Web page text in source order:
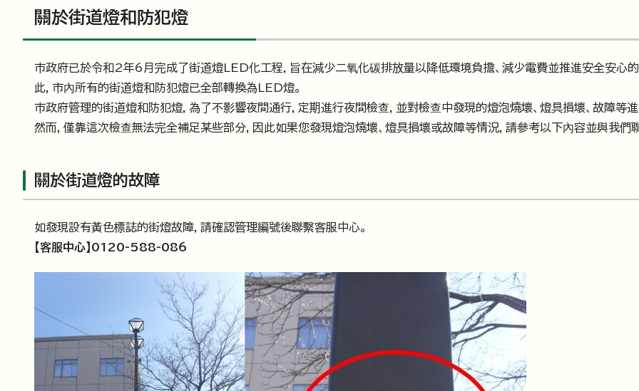
關於街道燈和防犯燈
市政府已於令和2年6月完成了街道燈LED化工程，旨在減少二氧化碳排放量以降低環境負擔、減少電費並推進安全安心的
此，市內所有的街道燈和防犯燈已全部轉換為LED燈。
市政府管理的街道燈和防犯燈，為了不影響夜間通行，定期進行夜間檢查，並對檢查中發現的燈泡燒壞、燈具損壞、故障等
然而，僅靠這次檢查無法完全補足某些部分，因此如果您發現燈泡燒壞、燈具損壞或故障等情況，請參考以下內容並與我們
關於街道燈的故障
如發現設有黃色標誌的街燈故障，請確認管理編號後聯繫客服中心。
【客服中心】0120-588-086